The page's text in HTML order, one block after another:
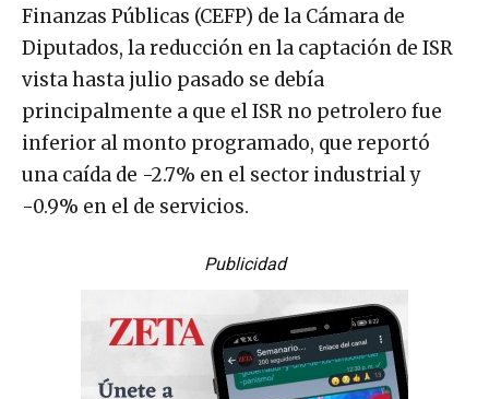
Finanzas Públicas (CEFP) de la Cámara de
Diputados, la reducción en la captación de ISR
vista hasta julio pasado se debía
principalmente a que el ISR no petrolero fue
inferior al monto programado, que reportó
una caída de -2.7% en el sector industrial y
-0.9% en el de servicios.
Publicidad